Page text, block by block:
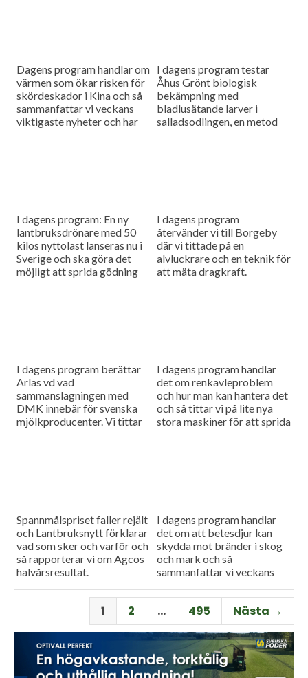
Dagens program handlar om
värmen som ökar risken för
skördeskador i Kina och så
sammanfattar vi veckans
viktigaste nyheter och har
I dagens program testar
Åhus Grönt biologisk
bekämpning med
bladlusätande larver i
salladsodlingen, en metod
I dagens program: En ny
lantbruksdrönare med 50
kilos nyttolast lanseras nu i
Sverige och ska göra det
möjligt att sprida gödning
I dagens program
återvänder vi till Borgeby
där vi tittade på en
alvluckrare och en teknik för
att mäta dragkraft.
I dagens program berättar
Arlas vd vad
sammanslagningen med
DMK innebär för svenska
mjölkproducenter. Vi tittar
I dagens program handlar
det om renkavleproblem
och hur man kan hantera det
och så tittar vi på lite nya
stora maskiner för att sprida
Spannmålspriset faller rejält
och Lantbruksnytt förklarar
vad som sker och varför och
så rapporterar vi om Agcos
halvårsresultat.
I dagens program handlar
det om att betesdjur kan
skydda mot bränder i skog
och mark och så
sammanfattar vi veckans
en söndagstävling.
1 2 … 495 Nästa →